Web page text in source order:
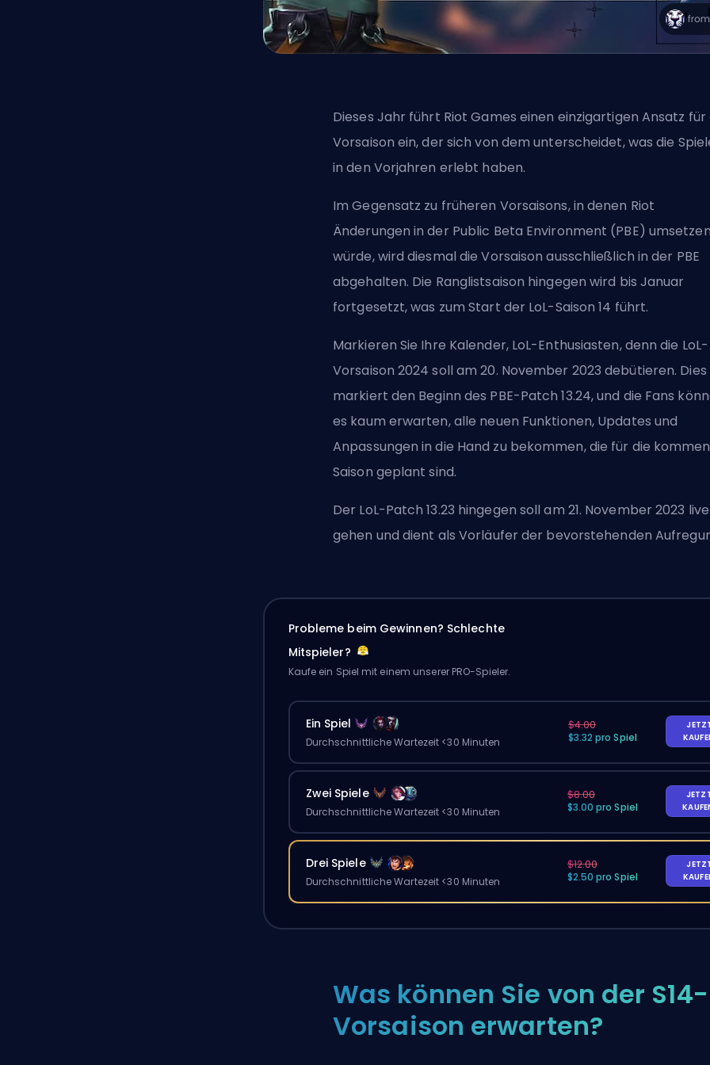
Dieses Jahr führt Riot Games einen einzigartigen Ansatz für
Vorsaison ein, der sich von dem unterscheidet, was die
in den Vorjahren erlebt haben.
Im Gegensatz zu früheren Vorsaisons, in denen Riot
Änderungen in der Public Beta Environment (PBE) umsetzen
würde, wird diesmal die Vorsaison ausschließlich in der PBE
abgehalten. Die Ranglistsaison hingegen wird bis Januar
fortgesetzt, was zum Start der LoL-Saison 14 führt.
Markieren Sie Ihre Kalender, LoL-Enthusiasten, denn die LoL-
Vorsaison 2024 soll am 20. November 2023 debütieren. Dies
markiert den Beginn des PBE-Patch 13.24, und die Fans
es kaum erwarten, alle neuen Funktionen, Updates und
Anpassungen in die Hand zu bekommen, die für die
Saison geplant sind.
Der LoL-Patch 13.23 hingegen soll am 21. November 2023 live
gehen und dient als Vorläufer der bevorstehenden
Probleme beim Gewinnen? Schlechte
Mitspieler?
Kaufe ein Spiel mit einem unserer PRO-Spieler.
Ein Spiel
Durchschnittliche Wartezeit <30 Minuten
$4.00
$3.32 pro Spiel
Zwei Spiele
Durchschnittliche Wartezeit <30 Minuten
$8.00
$3.00 pro Spiel
Drei Spiele
Durchschnittliche Wartezeit <30 Minuten
$12.00
$2.50 pro Spiel
Was können Sie von der S14-
Vorsaison erwarten?